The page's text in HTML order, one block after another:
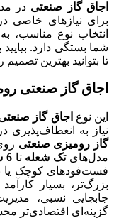
اجاق گاز صنعتی در
برای نیازهای خاصی
انتخاب نوع مناسب،
شما بستگی دارد.
تا بتوانید بهترین تصمیم
اجاق گاز صنعتی
این نوع اجاق گاز
نیاز به انعطاف‌پذیری
گاز رومیزی صنعتی
مدل‌هایتک شعله تا6 شعله
فست‌فودهای کوچک یا
بزرگ‌تر، بسیار
جابجایی نسبی،
گزینه‌ای اقتصادی‌تر